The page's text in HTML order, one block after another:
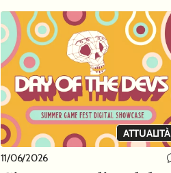
ATTUALITÀ
11/06/2026